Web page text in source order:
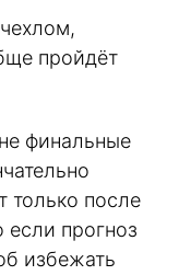
пройдёт
финальные
только после
прогноз
избежать